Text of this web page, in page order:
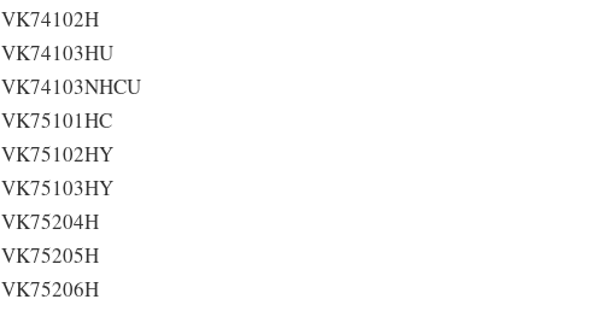
VK74102H
VK74103HU
VK74103NHCU
VK75101HC
VK75102HY
VK75103HY
VK75204H
VK75205H
VK75206H